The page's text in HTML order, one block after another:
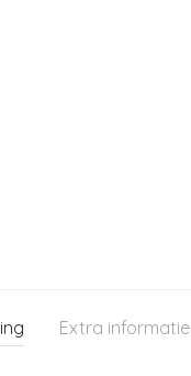
Extra informatie